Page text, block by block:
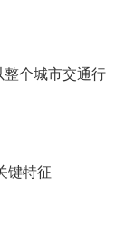
个城市交通行
键特征